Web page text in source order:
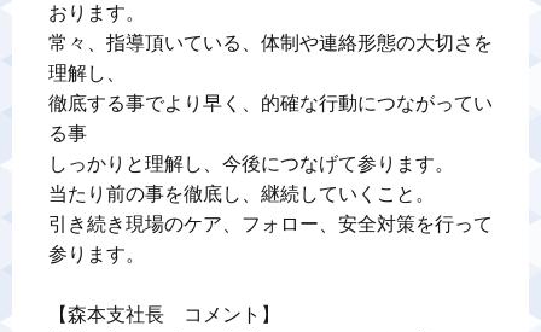
おります。
常々、指導頂いている、体制や連絡形態の大切さを
理解し、
徹底する事でより早く、的確な行動につながってい
る事
しっかりと理解し、今後につなげて参ります。
当たり前の事を徹底し、継続していくこと。
引き続き現場のケア、フォロー、安全対策を行って
参ります。
【森本支社長　コメント】